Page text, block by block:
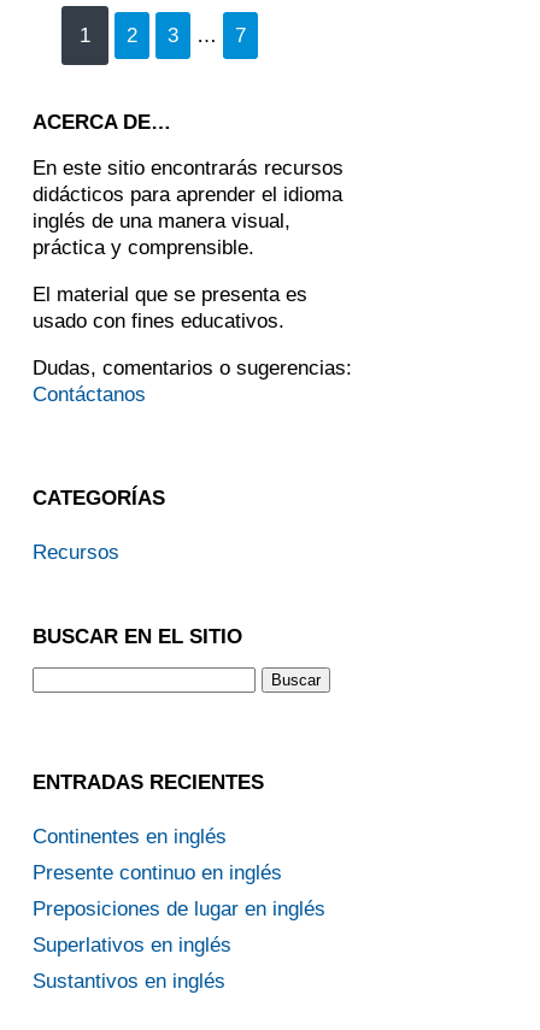
1 2 3 … 7
ACERCA DE…
En este sitio encontrarás recursos
didácticos para aprender el idioma
inglés de una manera visual,
práctica y comprensible.
El material que se presenta es
usado con fines educativos.
Dudas, comentarios o sugerencias:
Contáctanos
CATEGORÍAS
Recursos
BUSCAR EN EL SITIO
ENTRADAS RECIENTES
Continentes en inglés
Presente continuo en inglés
Preposiciones de lugar en inglés
Superlativos en inglés
Sustantivos en inglés